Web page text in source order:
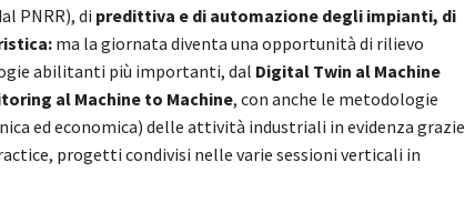
PNRR), di predittiva e di automazione degli impianti, di
ma la giornata diventa una opportunità di rilievo
abilitanti più importanti, dal Digital Twin al Machine
al Machine to Machine, con anche le metodologie
ed economica) delle attività industriali in evidenza grazie
progetti condivisi nelle varie sessioni verticali in